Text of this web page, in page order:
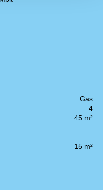
Gas
4
45 m²
15 m²